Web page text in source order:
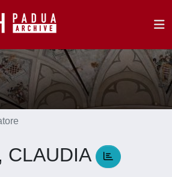
CLAUDIA